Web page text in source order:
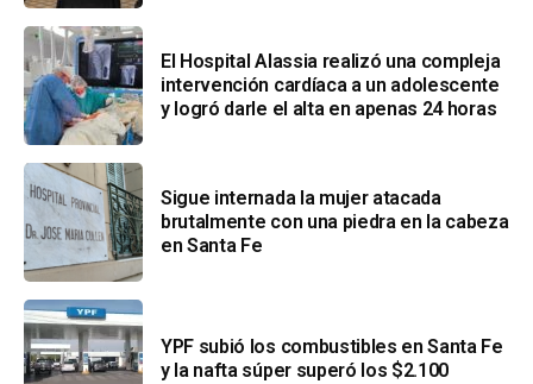
El Hospital Alassia realizó una compleja
intervención cardíaca a un adolescente
y logró darle el alta en apenas 24 horas
Sigue internada la mujer atacada
brutalmente con una piedra en la cabeza
en Santa Fe
YPF subió los combustibles en Santa Fe
y la nafta súper superó los $2.100